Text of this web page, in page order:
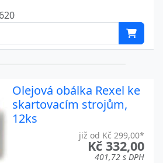
Olejová obálka Rexel ke
skartovacím strojům,
12ks
již od Kč 299,00*
Kč 332,00
401,72 s DPH